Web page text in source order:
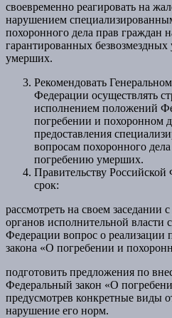
своевременно реагировать на
нарушением
похоронного дела прав граждан
гарантированных
умерших.
Рекомендовать
Федерации осуществлять
исполнением положений
погребении и похоронном
предоставления
вопросам похоронного
погребению умерших.
Правительству
срок:
рассмотреть на своем заседании
органов исполнительной власти
Федерации вопрос о реализации
закона «О погребении и
подготовить предложения по
Федеральный закон «О
предусмотрев конкретные виды
нарушение его норм.